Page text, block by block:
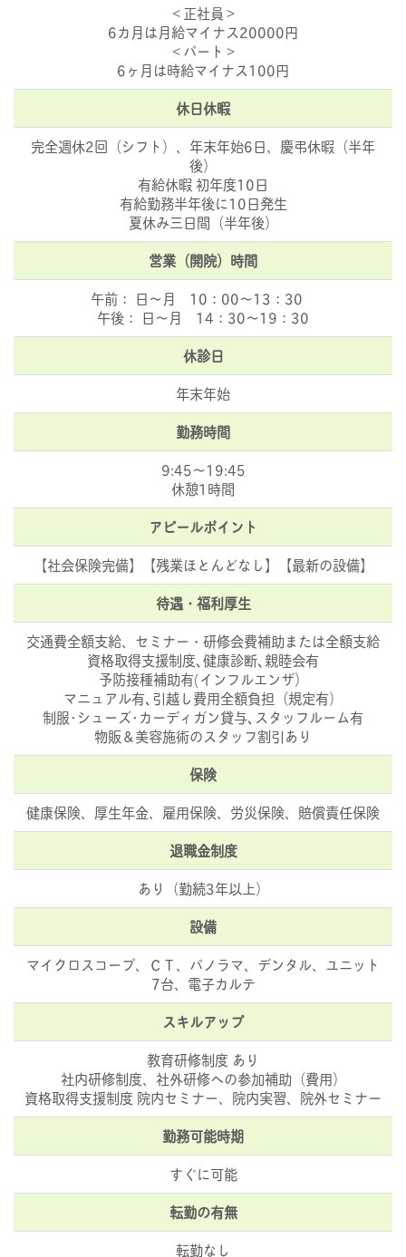
＜正社員＞
6カ月は月給マイナス20000円
＜パート＞
6ヶ月は時給マイナス100円
休日休暇
完全週休2回（シフト）、年末年始6日、慶弔休暇（半年
後）
有給休暇 初年度10日
有給勤務半年後に10日発生
夏休み三日間（半年後）
営業（開院）時間
午前： 日～月 10：00～13：30
午後： 日～月 14：30～19：30
休診日
年末年始
勤務時間
9:45～19:45
休憩1時間
アピールポイント
【社会保険完備】【残業ほとんどなし】【最新の設備】
待遇・福利厚生
交通費全額支給、セミナー・研修会費補助または全額支給
資格取得支援制度､健康診断､親睦会有
予防接種補助有(インフルエンザ）
マニュアル有､引越し費用全額負担（規定有）
制服･シューズ･カーディガン貸与､スタッフルーム有
物販＆美容施術のスタッフ割引あり
保険
健康保険、厚生年金、雇用保険、労災保険、賠償責任保険
退職金制度
あり（勤続3年以上）
設備
マイクロスコープ、ＣＴ、パノラマ、デンタル、ユニット
7台、電子カルテ
スキルアップ
教育研修制度 あり
社内研修制度、社外研修への参加補助（費用）
資格取得支援制度 院内セミナー、院内実習、院外セミナー
勤務可能時期
すぐに可能
転勤の有無
転勤なし